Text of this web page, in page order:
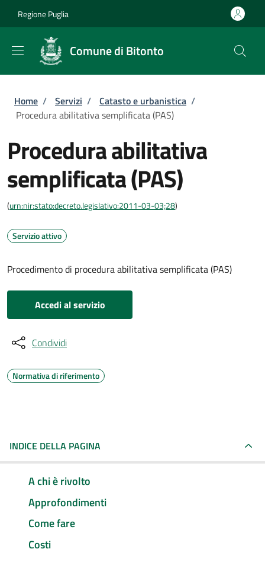
Regione Puglia
Comune di Bitonto
Briciole di pane
Home / Servizi / Catasto e urbanistica /
Procedura abilitativa semplificata (PAS)
Procedura abilitativa
semplificata (PAS)
(urn:nir:stato:decreto.legislativo:2011-03-03;28)
Servizio attivo
Procedimento di procedura abilitativa semplificata (PAS)
Accedi al servizio
Condividi
Normativa di riferimento
INDICE DELLA PAGINA
A chi è rivolto
Approfondimenti
Come fare
Costi